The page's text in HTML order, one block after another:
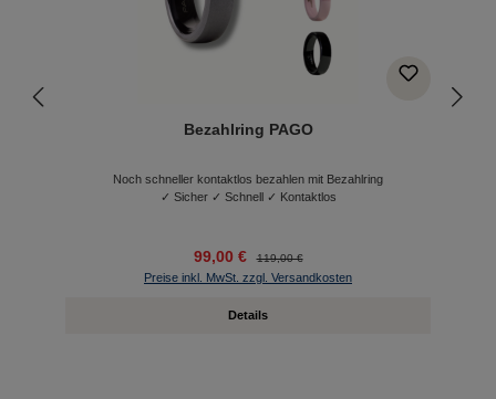
Bezahlring PAGO
Noch schneller kontaktlos bezahlen mit Bezahlring
✓ Sicher ✓ Schnell ✓ Kontaktlos
99,00 € 119,00 €
Preise inkl. MwSt. zzgl. Versandkosten
Details